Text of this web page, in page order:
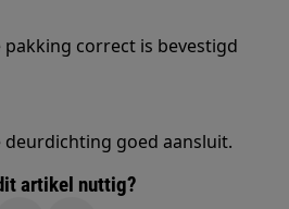
correct is bevestigd
goed aansluit.
artikel nuttig?